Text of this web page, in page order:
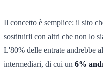
Il concetto è semplice: il sito
sostituirli con altri che non lo
L'80% delle entrate andrebbe
intermediari, di cui un 6%